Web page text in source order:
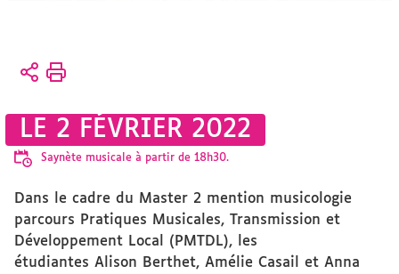
Vous
Accueil
Actualités
vie-de-ufr
LE 2 FÉVRIER 2022
Saynète musicale à partir de 18h30.
Dans le cadre du Master 2 mention musicologie
parcours Pratiques Musicales, Transmission et
Développement Local (PMTDL), les
étudiantes Alison Berthet, Amélie Casail et Anna